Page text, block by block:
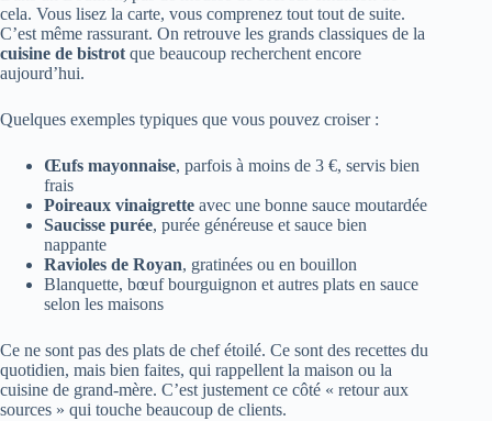
cela. Vous lisez la carte, vous comprenez tout tout de suite.
C’est même rassurant. On retrouve les grands classiques de la
cuisine de bistrot que beaucoup recherchent encore
aujourd’hui.
Quelques exemples typiques que vous pouvez croiser :
Œufs mayonnaise, parfois à moins de 3 €, servis bien
frais
Poireaux vinaigrette avec une bonne sauce moutardée
Saucisse purée, purée généreuse et sauce bien
nappante
Ravioles de Royan, gratinées ou en bouillon
Blanquette, bœuf bourguignon et autres plats en sauce
selon les maisons
Ce ne sont pas des plats de chef étoilé. Ce sont des recettes du
quotidien, mais bien faites, qui rappellent la maison ou la
cuisine de grand-mère. C’est justement ce côté « retour aux
sources » qui touche beaucoup de clients.